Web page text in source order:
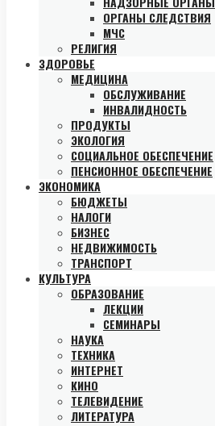
ОРГАНЫ СЛЕДСТВИЯ
МЧС
РЕЛИГИЯ
ЗДОРОВЬЕ
МЕДИЦИНА
ОБСЛУЖИВАНИЕ
ИНВАЛИДНОСТЬ
ПРОДУКТЫ
ЭКОЛОГИЯ
СОЦИАЛЬНОЕ ОБЕСПЕЧЕНИЕ
ПЕНСИОННОЕ ОБЕСПЕЧЕНИЕ
ЭКОНОМИКА
БЮДЖЕТЫ
НАЛОГИ
БИЗНЕС
НЕДВИЖИМОСТЬ
ТРАНСПОРТ
КУЛЬТУРА
ОБРАЗОВАНИЕ
ЛЕКЦИИ
СЕМИНАРЫ
НАУКА
ТЕХНИКА
ИНТЕРНЕТ
КИНО
ТЕЛЕВИДЕНИЕ
ЛИТЕРАТУРА